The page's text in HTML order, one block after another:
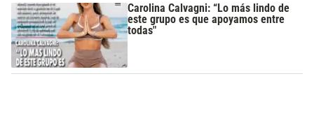
Carolina Calvagni: “Lo más lindo de
este grupo es que apoyamos entre
todas"